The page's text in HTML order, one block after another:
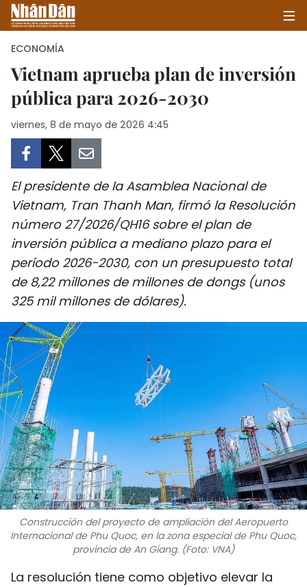
INICIO
POLÍTICA
SOCIEDAD
SALUD - MEDIO AMBIENTE
CULTURA - ENTRETENIMIENTO
INTERNACIONAL
DEPORTES
VIAJES
PUENTE DE AMISTAD
HISTORIAS MULTIMEDIA
FOTOGRAFÍA
¿QUIÉNES SOMOS?
TIẾNG VIỆT
ECONOMÍA
Vietnam aprueba plan de inversión
pública para 2026-2030
viernes, 8 de mayo de 2026 4:45
El presidente de la Asamblea Nacional de
Vietnam, Tran Thanh Man, firmó la Resolución
número 27/2026/QH16 sobre el plan de
inversión pública a mediano plazo para el
período 2026-2030, con un presupuesto total
de 8,22 millones de millones de dongs (unos
325 mil millones de dólares).
Construcción del proyecto de ampliación del Aeropuerto
Internacional de Phu Quoc, en la zona especial de Phu Quoc,
provincia de An Giang. (Foto: VNA)
La resolución tiene como objetivo elevar la